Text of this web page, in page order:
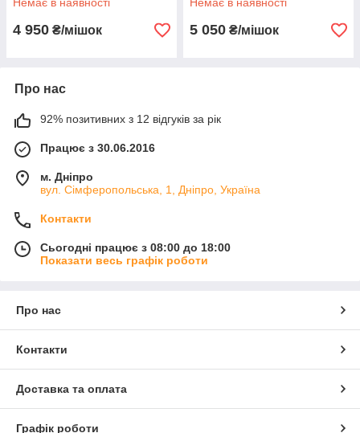
4 950 ₴/мішок 5 050 ₴/мішок
Про нас
92% позитивних з 12 відгуків за рік
Працює з 30.06.2016
м. Дніпро
вул. Сімферопольська, 1, Дніпро, Україна
Контакти
Сьогодні працює з 08:00 до 18:00
Показати весь графік роботи
Про нас
Контакти
Доставка та оплата
Графік роботи